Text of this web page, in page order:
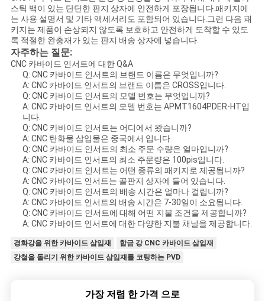
스틱 백이 있는 단단한 판지 상자에 안전하게 포장됩니다.패키지에
는 사용 설명서 및 기타 액세서리도 포함되어 있습니다.그런 다음 패
키지는 제품이 손상되지 않도록 보호하고 안전하게 도착할 수 있도
록 적절한 완충재가 있는 판지 배송 상자에 넣습니다.
자주하는 질문:
CNC 카바이드 인서트에 대한 Q&A
Q: CNC 카바이드 인서트의 브랜드 이름은 무엇입니까?
A: CNC 카바이드 인서트의 브랜드 이름은 CROSS입니다.
Q: CNC 카바이드 인서트의 모델 번호는 무엇입니까?
A: CNC 카바이드 인서트의 모델 번호는 APMT1604PDER-HT입
니다.
Q: CNC 카바이드 인서트는 어디에서 왔습니까?
A: CNC 탄화물 삽입물은 중국에서 입니다.
Q: CNC 카바이드 인서트의 최소 주문 수량은 얼마입니까?
A: CNC 카바이드 인서트의 최소 주문량은 100pis입니다.
Q: CNC 카바이드 인서트는 어떤 종류의 패키지로 제공됩니까?
A: CNC 카바이드 인서트는 골판지 상자에 들어 있습니다.
Q: CNC 카바이드 인서트의 배송 시간은 얼마나 걸립니까?
A: CNC 카바이드 인서트의 배송 시간은 7-30일이 소요됩니다.
Q: CNC 카바이드 인서트에 대해 어떤 지불 조건을 제공합니까?
A: CNC 카바이드 인서트에 대한 다양한 지불 채널을 제공합니다.
경화강을 위한 카바이드 삽입재
합금 강 CNC 카바이드 삽입재
강철을 돌리기 위한 카바이드 삽입재를 코팅하는 PVD
가장 저렴 한 가격 으로